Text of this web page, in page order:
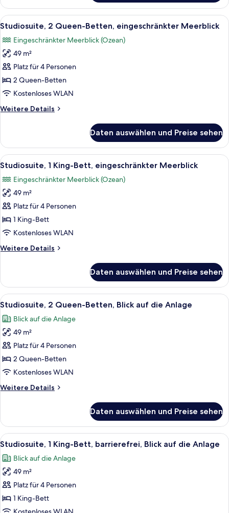
1 King-
Bett,
Blick
die
Anlage
Alle
Fotos
für
Studiosuite,
2 Queen-
Betten,
eingeschränkter
anzeigen
Ein Hotelzimmer mit zwei Betten,
7
Studiosuite, 2 Queen-Betten, eingeschränkter Meerblick
Eingeschränkter Meerblick (Ozean)
49 m²
Platz für 4 Personen
2 Queen-Betten
Kostenloses WLAN
Weitere Details
Weitere
2 Queen-
Betten,
eingeschränkter
Daten auswählen und Preise sehen
Alle
Fotos
für
Studiosuite,
1 King-
Bett,
eingeschränkter
anzeigen
Ein modernes Hotelzimmer mit Bett,
7
Studiosuite, 1 King-Bett, eingeschränkter Meerblick
Eingeschränkter Meerblick (Ozean)
49 m²
Platz für 4 Personen
1 King-Bett
Kostenloses WLAN
Weitere Details
Weitere
1 King-
Bett,
eingeschränkter
Daten auswählen und Preise sehen
Alle
Fotos
für
Studiosuite,
2 Queen-
Betten,
Blick
die
Ein Hotelzimmer mit zwei Betten,
8
Studiosuite, 2 Queen-Betten, Blick auf die Anlage
Blick auf die Anlage
49 m²
Platz für 4 Personen
2 Queen-Betten
Kostenloses WLAN
Weitere Details
Weitere
2 Queen-
Betten,
Blick
die
Anlage
Daten auswählen und Preise sehen
Alle
Fotos
für
Studiosuite,
1 King-
Bett,
barrierefrei,
Ein ordentlich bezogenes Bett mit
6
Studiosuite, 1 King-Bett, barrierefrei, Blick auf die Anlage
Blick auf die Anlage
49 m²
Platz für 4 Personen
1 King-Bett